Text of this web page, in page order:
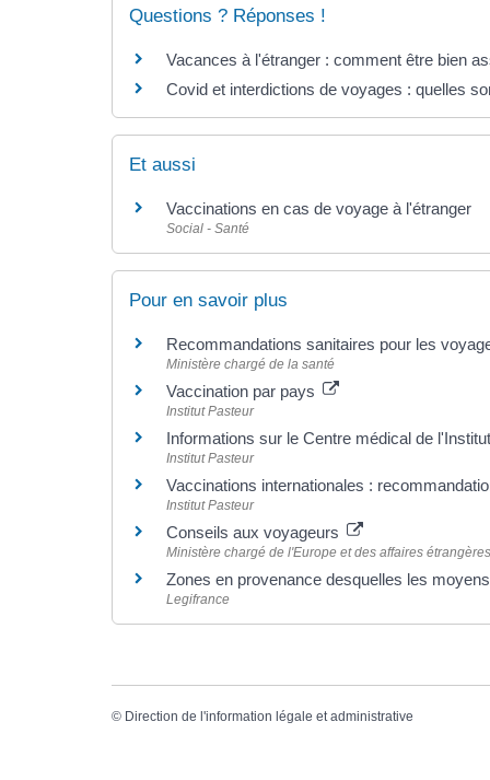
Questions ? Réponses !
Vacances à l'étranger : comment être bien
Covid et interdictions de voyages : quelles
Et aussi
Vaccinations en cas de voyage à l'étranger
Social - Santé
Pour en savoir plus
Recommandations sanitaires pour les
Ministère chargé de la santé
Vaccination par pays
Institut Pasteur
Informations sur le Centre médical de
Institut Pasteur
Vaccinations internationales :
Institut Pasteur
Conseils aux voyageurs
Ministère chargé de l'Europe et des affaires étrangères
Zones en provenance desquelles les
Legifrance
© Direction de l'information légale et administrative